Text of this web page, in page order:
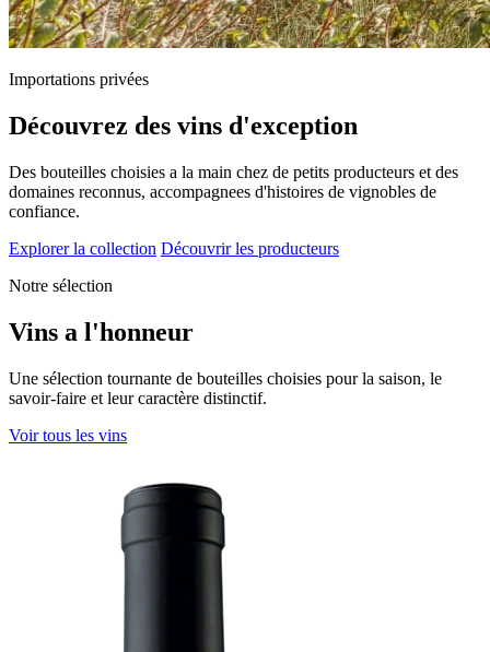
Importations privées
Découvrez des vins d'exception
Des bouteilles choisies a la main chez de petits producteurs et des
domaines reconnus, accompagnees d'histoires de vignobles de
confiance.
Explorer la collection Découvrir les producteurs
Notre sélection
Vins a l'honneur
Une sélection tournante de bouteilles choisies pour la saison, le
savoir-faire et leur caractère distinctif.
Voir tous les vins